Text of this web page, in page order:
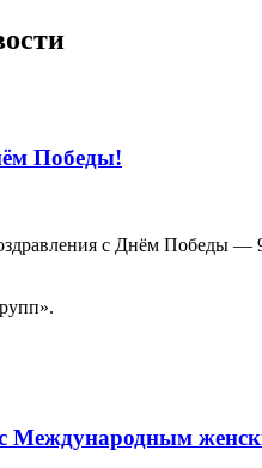
Победы!
с Днём Победы — 9
с Международным